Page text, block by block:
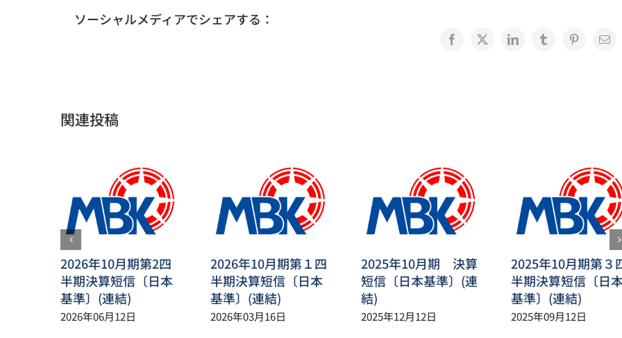
ソーシャルメディアでシェアする：
Facebook
X LinkedInTumblrPinterest
電
関連投稿
2026年10月期第2四
半期決算短信〔日本
基準〕(連結)
2026年06月12日
2026年10月期第１四
半期決算短信〔日本
基準〕(連結)
2026年03月16日
2025年10月期 決算
短信〔日本基準〕(連
結)
2025年12月12日
2025年10月期第３
半期決算短信〔日
基準〕(連結)
2025年09月12日